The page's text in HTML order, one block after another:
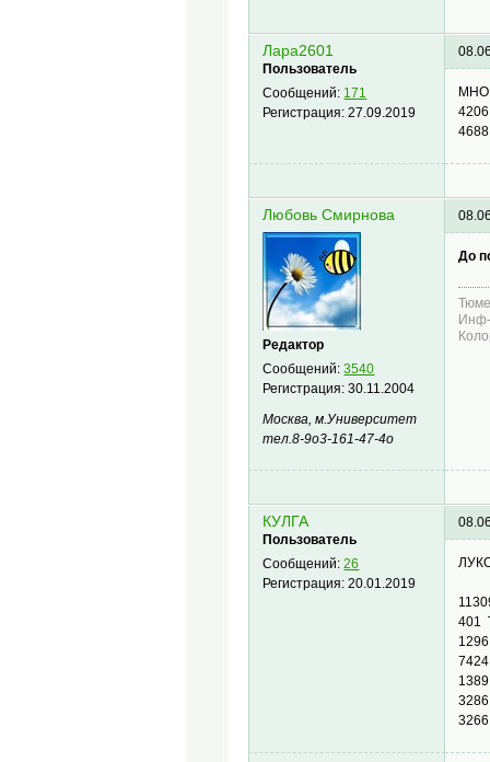
Лара2601
Пользователь
Сообщений: 171
Регистрация:27.09.2019
Любовь Смирнова
Редактор
Сообщений:3540
Регистрация:30.11.2004
Москва, м.Университет
тел.8-9о3-161-47-4о
До
КУЛГА
Пользователь
Сообщений:26
Регистрация:20.01.2019
401